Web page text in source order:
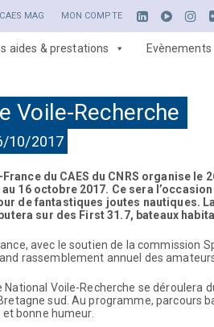
CAES MAG MON COMPTE
aides & prestations Evènements
Voile-Recherche
10/2017
du CAES du CNRS organise le
16 octobre 2017. Ce sera
de fantastiques joutes nautiques.
sur des First 31.7, bateaux
avec le soutien de la commission
rassemblement annuel des
National Voile-Recherche se déroulera
sud. Au programme, parcours
bonne humeur.